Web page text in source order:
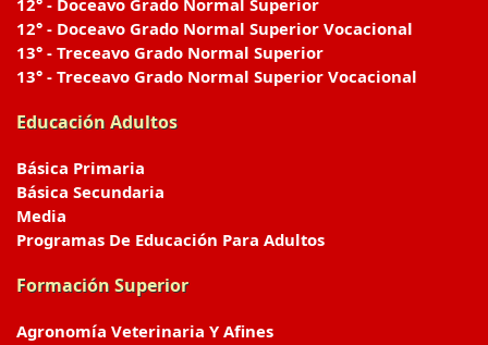
12° - Doceavo Grado Normal Superior
12° - Doceavo Grado Normal Superior Vocacional
13° - Treceavo Grado Normal Superior
13° - Treceavo Grado Normal Superior Vocacional
Educación Adultos
Básica Primaria
Básica Secundaria
Media
Programas De Educación Para Adultos
Formación Superior
Agronomía Veterinaria Y Afines